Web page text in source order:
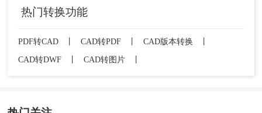
热门转换功能
PDF转CAD CAD转PDF CAD版本转换
CAD转DWF
CAD转图片